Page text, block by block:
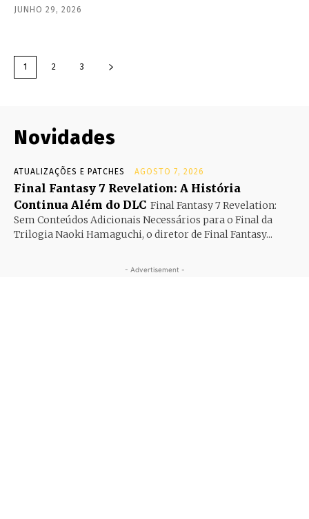
JUNHO 29, 2026
1 2 3
Novidades
ATUALIZAÇÕES E PATCHES AGOSTO 7, 2026
Final Fantasy 7 Revelation: A História
Continua Além do DLC Final Fantasy 7 Revelation:
Sem Conteúdos Adicionais Necessários para o Final da
Trilogia Naoki Hamaguchi, o diretor de Final Fantasy...
- Advertisement -